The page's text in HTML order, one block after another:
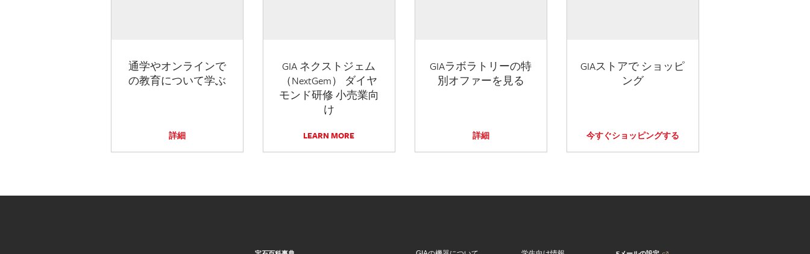
通学やオンラインで
の教育について学ぶ
詳細
GIA ネクストジェム
（NextGem） ダイヤ
モンド研修 小売業向
け
LEARN MORE
GIAラボラトリーの特
別オファーを見る
詳細
GIAストアで ショッピ
ング
今すぐショッピングする